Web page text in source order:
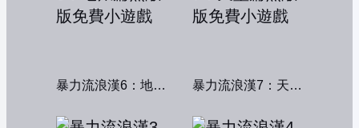
暴力流浪漢6：地獄篇無敵版 暴力流浪漢7：天堂篇無敵版